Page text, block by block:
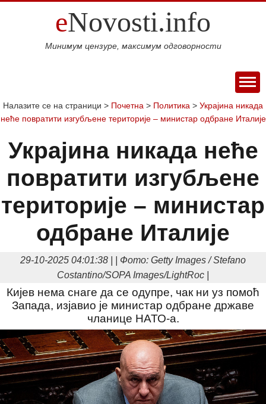
eNovosti.info
Минимум цензуре, максимум одговорности
ПОЧЕТНА
ВИЈЕСТИ
Свијет
Балкан
Србија
Република
Српска
Хроника
СПОРТ
Фудбал
Кошарка
Аутомото
МАГАЗИН
Занимљивости
Култура
Наука
технологија
Образовање
Шоу
бизнис
ЕКОНОМИЈА
Посао
Аутомобили
Некретнине
ДРУШТВО
Интервју
КОЛУМНЕ
БЛОГ
О НАМА
Налазите се на страници > Почетна > Политика > Украјина никада
неће повратити изгубљене територије – министар одбране Италије
Украјина никада неће
повратити изгубљене
територије – министар
одбране Италије
29-10-2025 04:01:38 | | Фото: Getty Images / Stefano
Costantino/SOPA Images/LightRoc |
Кијев нема снаге да се одупре, чак ни уз помоћ
Запада, изјавио је министар одбране државе
чланице НАТО-а.